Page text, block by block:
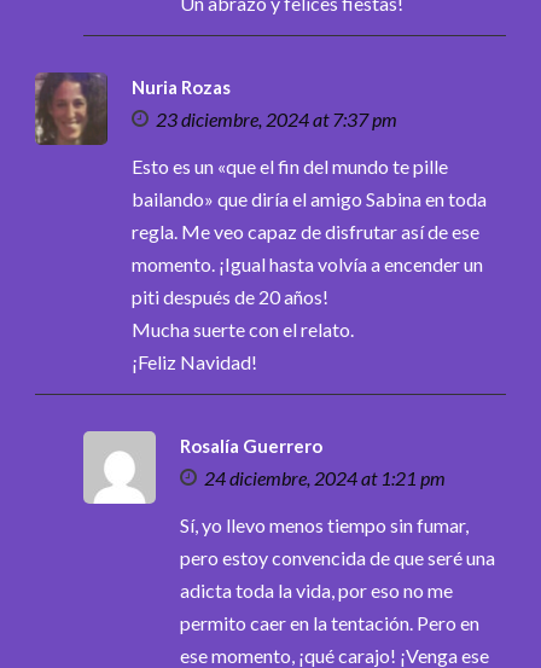
Nuria Rozas
23 diciembre, 2024 at 7:37 pm
Esto es un «que el fin del mundo te pille
bailando» que diría el amigo Sabina en toda
regla. Me veo capaz de disfrutar así de ese
momento. ¡Igual hasta volvía a encender un
piti después de 20 años!
Mucha suerte con el relato.
¡Feliz Navidad!
Rosalía Guerrero
24 diciembre, 2024 at 1:21 pm
Sí, yo llevo menos tiempo sin fumar,
pero estoy convencida de que seré una
adicta toda la vida, por eso no me
permito caer en la tentación. Pero en
ese momento, ¡qué carajo! ¡Venga ese